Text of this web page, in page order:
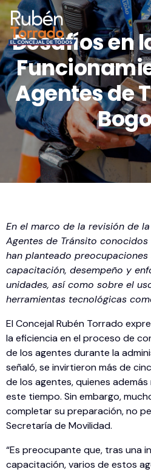
Desafíos en
Agentes de
En el marco de la revisión de
Agentes de Tránsito conocidos
han planteado
capacitación, desempeño y
unidades, así como sobre el
herramientas tecnológicas
El Concejal Rubén Torrado
la eficiencia en el proceso de
de los agentes durante la
señaló, se invirtieron más de
de los agentes, quienes
este tiempo. Sin embargo,
completar su preparación, no
Secretaría de Movilidad.
“Es preocupante que, tras una
capacitación, varios de estos